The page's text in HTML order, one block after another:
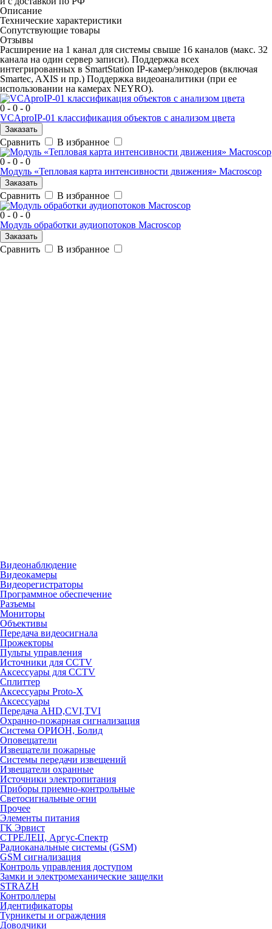
Описание
Технические характеристики
Сопутствующие товары
Отзывы
Расширение на 1 канал для системы свыше 16 каналов (макс. 32
канала на один сервер записи). Поддержка всех
интегрированных в SmartStation IP-камер/энкодеров (включая
Smartec, AXIS и пр.) Поддержка видеоаналитики (при ее
использовании на камерах NEYRO).
0 - 0 - 0
VCAproIP-01 классификация объектов с анализом цвета
Заказать
Сравнить
В избранное
0 - 0 - 0
Модуль «Тепловая карта интенсивности движения» Macroscop
Заказать
Сравнить
В избранное
0 - 0 - 0
Модуль обработки аудиопотоков Macroscop
Заказать
Сравнить В избранное
Видеонаблюдение
Видеокамеры
Видеорегистраторы
Программное обеспечение
Разъемы
Мониторы
Объективы
Передача видеосигнала
Прожекторы
Пульты управления
Источники для CCTV
Аксессуары для CCTV
Сплиттер
Аксессуары Proto-X
Аксессуары
Передача AHD,CVI,TVI
Охранно-пожарная сигнализация
Система ОРИОН, Болид
Оповещатели
Извещатели пожарные
Системы передачи извещений
Извещатели охранные
Источники электропитания
Приборы приемно-контрольные
Светосигнальные огни
Прочее
Элементы питания
ГК Эрвист
СТРЕЛЕЦ, Аргус-Спектр
Радиоканальные системы (GSM)
GSM сигнализация
Контроль управления доступом
Замки и электромеханические защелки
STRAZH
Контроллеры
Идентификаторы
Турникеты и ограждения
Доводчики